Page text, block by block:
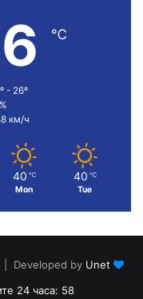
℃
- 26º
км/ч
40 ℃
Mon
40 ℃
Tue
| Developed by Unet
24 часа: 58